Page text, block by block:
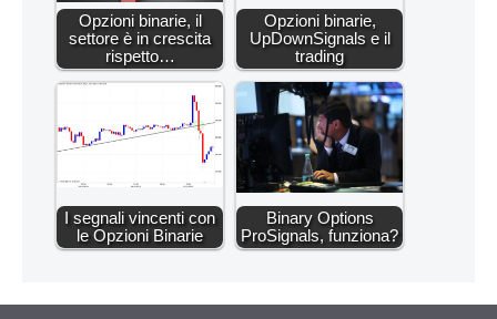
Opzioni binarie, il
settore è in crescita
rispetto…
Opzioni binarie,
UpDownSignals e il
trading
I segnali vincenti con
le Opzioni Binarie
Binary Options
ProSignals, funziona?